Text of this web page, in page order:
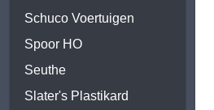
Schuco Voertuigen
Spoor HO
Seuthe
Slater's Plastikard